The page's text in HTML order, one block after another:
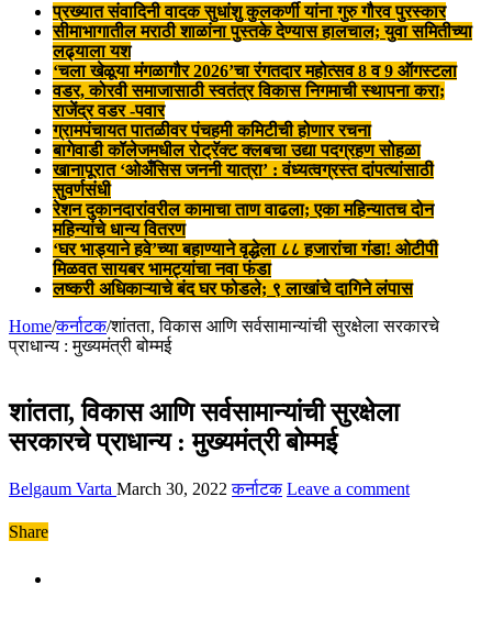
प्रख्यात संवादिनी वादक सुधांशु कुलकर्णी यांना गुरु गौरव पुरस्कार
सीमाभागातील मराठी शाळांना पुस्तके देण्यास हालचाल; युवा समितीच्या
लढ्याला यश
‘चला खेळूया मंगळागौर 2026’चा रंगतदार महोत्सव 8 व 9 ऑगस्टला
वडर, कोरवी समाजासाठी स्वतंत्र विकास निगमाची स्थापना करा;
राजेंद्र वडर -पवार
ग्रामपंचायत पातळीवर पंचहमी कमिटीची होणार रचना
बागेवाडी कॉलेजमधील रोट्रॅक्ट क्लबचा उद्या पदग्रहण सोहळा
खानापूरात ‘ओअँसिस जननी यात्रा’ : वंध्यत्वग्रस्त दांपत्यांसाठी
सुवर्णसंधी
रेशन दुकानदारांवरील कामाचा ताण वाढला; एका महिन्यातच दोन
महिन्यांचे धान्य वितरण
‘घर भाड्याने हवे’च्या बहाण्याने वृद्धेला ८८ हजारांचा गंडा! ओटीपी
मिळवत सायबर भामट्यांचा नवा फंडा
लष्करी अधिकाऱ्याचे बंद घर फोडले; ९ लाखांचे दागिने लंपास
Home/कर्नाटक/शांतता, विकास आणि सर्वसामान्यांची सुरक्षेला सरकारचे
प्राधान्य : मुख्यमंत्री बोम्मई
शांतता, विकास आणि सर्वसामान्यांची सुरक्षेला
सरकारचे प्राधान्य : मुख्यमंत्री बोम्मई
Belgaum Varta March 30, 2022 कर्नाटक Leave a comment
Share